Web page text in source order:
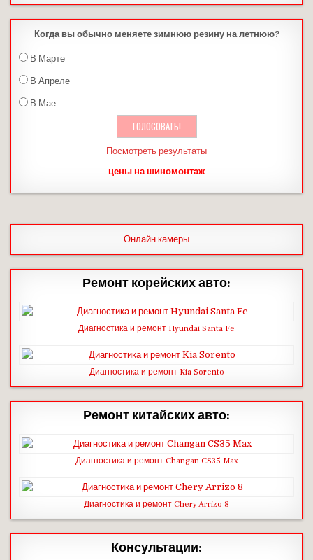
Когда вы обычно меняете зимнюю резину на летнюю?
В Марте
В Апреле
В Мае
Посмотреть результаты
цены на шиномонтаж
Онлайн камеры
Ремонт корейских авто:
Диагностика и ремонт Hyundai Santa Fe
Диагностика и ремонт Kia Sorento
Ремонт китайских авто:
Диагностика и ремонт Changan CS35 Max
Диагностика и ремонт Chery Arrizo 8
Консультации: